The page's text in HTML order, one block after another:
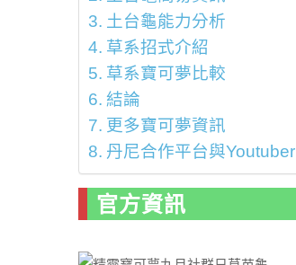
土台龜能力分析
草系招式介紹
草系寶可夢比較
結論
更多寶可夢資訊
丹尼合作平台與Youtuber
官方資訊